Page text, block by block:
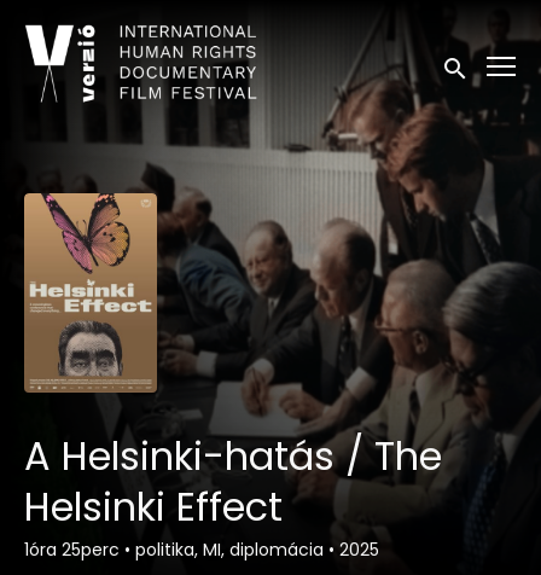
Kisegítő lehetőségek linkek
Keresés
A Helsinki-hatás / The
Helsinki Effect
1óra 25perc • politika, MI, diplomácia • 2025